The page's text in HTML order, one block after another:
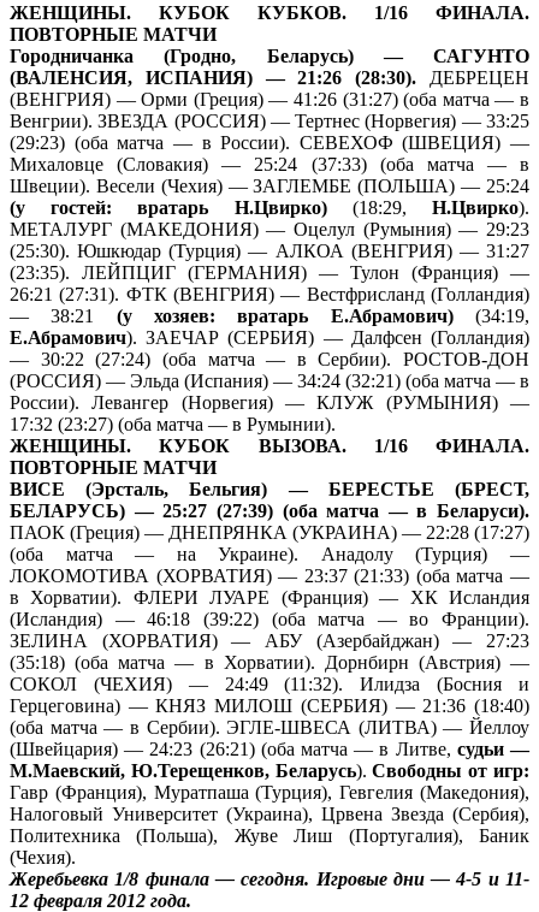
ЖЕНЩИНЫ. КУБОК КУБКОВ. 1/16 ФИНАЛА.
ПОВТОРНЫЕ МАТЧИ
Городничанка (Гродно, Беларусь) — САГУНТО
(ВАЛЕНСИЯ, ИСПАНИЯ) — 21:26 (28:30). ДЕБРЕЦЕН
(ВЕНГРИЯ) — Орми (Греция) — 41:26 (31:27) (оба матча — в
Венгрии). ЗВЕЗДА (РОССИЯ) — Тертнес (Норвегия) — 33:25
(29:23) (оба матча — в России). СЕВЕХОФ (ШВЕЦИЯ) —
Михаловце (Словакия) — 25:24 (37:33) (оба матча — в
Швеции). Весели (Чехия) — ЗАГЛЕМБЕ (ПОЛЬША) — 25:24
(у гостей: вратарь Н.Цвирко)(18:29,Н.Цвирко).
МЕТАЛУРГ (МАКЕДОНИЯ) — Оцелул (Румыния) — 29:23
(25:30). Юшкюдар (Турция) — АЛКОА (ВЕНГРИЯ) — 31:27
(23:35). ЛЕЙПЦИГ (ГЕРМАНИЯ) — Тулон (Франция) —
26:21 (27:31). ФТК (ВЕНГРИЯ) — Вестфрисланд (Голландия)
— 38:21 (у хозяев: вратарь Е.Абрамович)(34:19,
Е.Абрамович). ЗАЕЧАР (СЕРБИЯ) — Далфсен (Голландия)
— 30:22 (27:24) (оба матча — в Сербии). РОСТОВ-ДОН
(РОССИЯ) — Эльда (Испания) — 34:24 (32:21) (оба матча — в
России). Левангер (Норвегия) — КЛУЖ (РУМЫНИЯ) —
17:32 (23:27) (оба матча — в Румынии).
ЖЕНЩИНЫ. КУБОК ВЫЗОВА. 1/16 ФИНАЛА.
ПОВТОРНЫЕ МАТЧИ
ВИСЕ (Эрсталь, Бельгия) — БЕРЕСТЬЕ (БРЕСТ,
БЕЛАРУСЬ) — 25:27 (27:39) (оба матча — в Беларуси).
ПАОК (Греция) — ДНЕПРЯНКА (УКРАИНА) — 22:28 (17:27)
(оба матча — на Украине). Анадолу (Турция) —
ЛОКОМОТИВА (ХОРВАТИЯ) — 23:37 (21:33) (оба матча —
в Хорватии). ФЛЕРИ ЛУАРЕ (Франция) — ХК Исландия
(Исландия) — 46:18 (39:22) (оба матча — во Франции).
ЗЕЛИНА (ХОРВАТИЯ) — АБУ (Азербайджан) — 27:23
(35:18) (оба матча — в Хорватии). Дорнбирн (Австрия) —
СОКОЛ (ЧЕХИЯ) — 24:49 (11:32). Илидза (Босния и
Герцеговина) — КНЯЗ МИЛОШ (СЕРБИЯ) — 21:36 (18:40)
(оба матча — в Сербии). ЭГЛЕ-ШВЕСА (ЛИТВА) — Йеллоу
(Швейцария) — 24:23 (26:21) (оба матча — в Литве, судьи —
М.Маевский, Ю.Терещенков, Беларусь).Свободны от игр:
Гавр (Франция), Муратпаша (Турция), Гевгелия (Македония),
Налоговый Университет (Украина), Црвена Звезда (Сербия),
Политехника (Польша), Жуве Лиш (Португалия), Баник
(Чехия).
Жеребьевка 1/8 финала — сегодня. Игровые дни — 4-5 и 11-
12 февраля 2012 года.